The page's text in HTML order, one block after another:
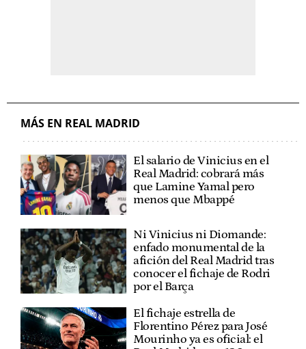
MÁS EN REAL MADRID
El salario de Vinicius en el
Real Madrid: cobrará más
que Lamine Yamal pero
menos que Mbappé
Ni Vinicius ni Diomande:
enfado monumental de la
afición del Real Madrid tras
conocer el fichaje de Rodri
por el Barça
El fichaje estrella de
Florentino Pérez para José
Mourinho ya es oficial: el